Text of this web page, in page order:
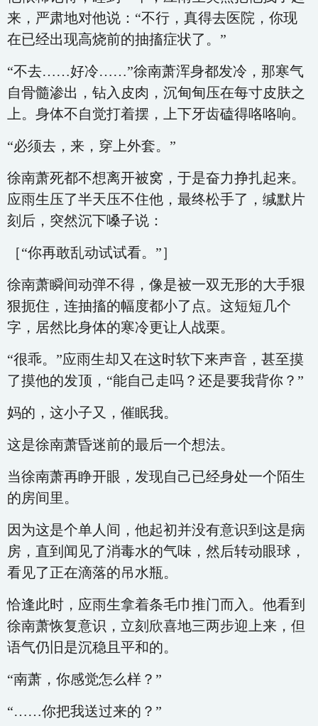
来，严肃地对他说：“不行，真得去医院，你现
在已经出现高烧前的抽搐症状了。”
“不去……好冷……”徐南萧浑身都发冷，那寒气
自骨髓渗出，钻入皮肉，沉甸甸压在每寸皮肤之
上。身体不自觉打着摆，上下牙齿磕得咯咯响。
“必须去，来，穿上外套。”
徐南萧死都不想离开被窝，于是奋力挣扎起来。
应雨生压了半天压不住他，最终松手了，缄默片
刻后，突然沉下嗓子说：
［“你再敢乱动试试看。”］
徐南萧瞬间动弹不得，像是被一双无形的大手狠
狠扼住，连抽搐的幅度都小了点。这短短几个
字，居然比身体的寒冷更让人战栗。
“很乖。”应雨生却又在这时软下来声音，甚至摸
了摸他的发顶，“能自己走吗？还是要我背你？”
妈的，这小子又，催眠我。
这是徐南萧昏迷前的最后一个想法。
当徐南萧再睁开眼，发现自己已经身处一个陌生
的房间里。
因为这是个单人间，他起初并没有意识到这是病
房，直到闻见了消毒水的气味，然后转动眼球，
看见了正在滴落的吊水瓶。
恰逢此时，应雨生拿着条毛巾推门而入。他看到
徐南萧恢复意识，立刻欣喜地三两步迎上来，但
语气仍旧是沉稳且平和的。
“南萧，你感觉怎么样？”
“……你把我送过来的？”